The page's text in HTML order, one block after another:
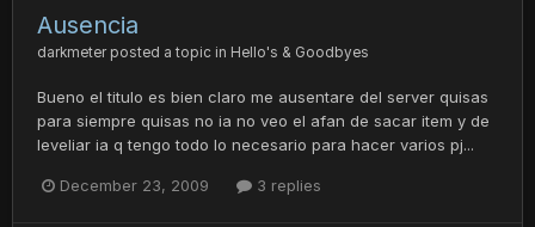
Ausencia
darkmeter posted a topic in Hello's & Goodbyes
Bueno el titulo es bien claro me ausentare del server quisas
para siempre quisas no ia no veo el afan de sacar item y de
leveliar ia q tengo todo lo necesario para hacer varios pj...
December 23, 2009 3 replies